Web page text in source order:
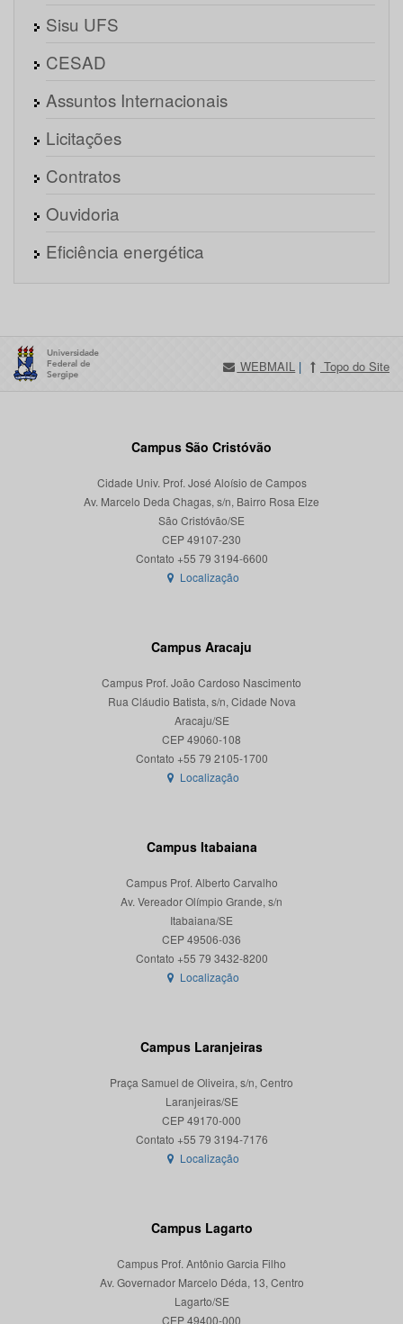
Sisu UFS
CESAD
Assuntos Internacionais
Licitações
Contratos
Ouvidoria
Eficiência energética
WEBMAIL | Topo do Site
Campus São Cristóvão
Cidade Univ. Prof. José Aloísio de Campos
Av. Marcelo Deda Chagas, s/n, Bairro Rosa Elze
São Cristóvão/SE
CEP 49107-230
Localização
Campus Aracaju
Campus Prof. João Cardoso Nascimento
Rua Cláudio Batista, s/n, Cidade Nova
Aracaju/SE
CEP 49060-108
Localização
Campus Itabaiana
Campus Prof. Alberto Carvalho
Av. Vereador Olímpio Grande, s/n
Itabaiana/SE
CEP 49506-036
Localização
Campus Laranjeiras
Praça Samuel de Oliveira, s/n, Centro
Laranjeiras/SE
CEP 49170-000
Localização
Campus Lagarto
Campus Prof. Antônio Garcia Filho
Av. Governador Marcelo Déda, 13, Centro
Lagarto/SE
CEP 49400-000